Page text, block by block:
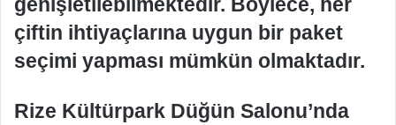
çiftin ihtiyaçlarına uygun bir paket
seçimi yapması mümkün olmaktadır.
Rize Kültürpark Düğün Salonu’nda